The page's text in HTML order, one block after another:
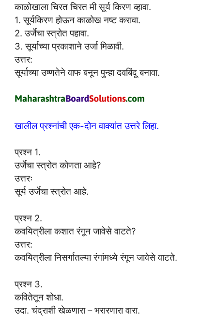
काळोखाला चिरत चिरत मी सूर्य किरण व्हावा.
1. सूर्यकिरण होऊन काळोख नष्ट करावा.
2. उर्जेचा स्त्रोत पहावा.
3. सूर्याच्या प्रकाशाने उर्जा मिळावी.
उत्तर:
सूर्याच्या उष्णतेने वाफ बनून पुन्हा दवबिंदू बनावा.
खालील प्रश्नांची एक-दोन वाक्यांत उत्तरे लिहा.
प्रश्न 1.
उर्जेचा स्त्रोत कोणता आहे?
उत्तरः
सूर्य उर्जेचा स्त्रोत आहे.
प्रश्न 2.
कवयित्रीला कशात रंगून जावेसे वाटते?
उत्तर:
कवयित्रीला निसर्गातल्या रंगांमध्ये रंगून जावेसे वाटते.
प्रश्न 3.
कवितेतून शोधा.
उदा. चंद्राशी खेळणारा – भरारणारा वारा.